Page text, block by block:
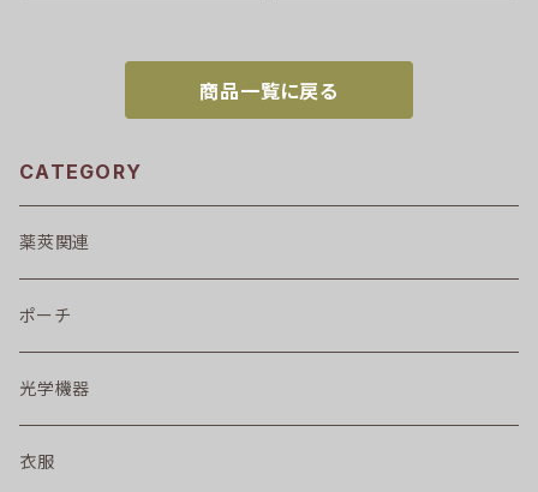
商品一覧に戻る
CATEGORY
薬莢関連
ポーチ
光学機器
衣服